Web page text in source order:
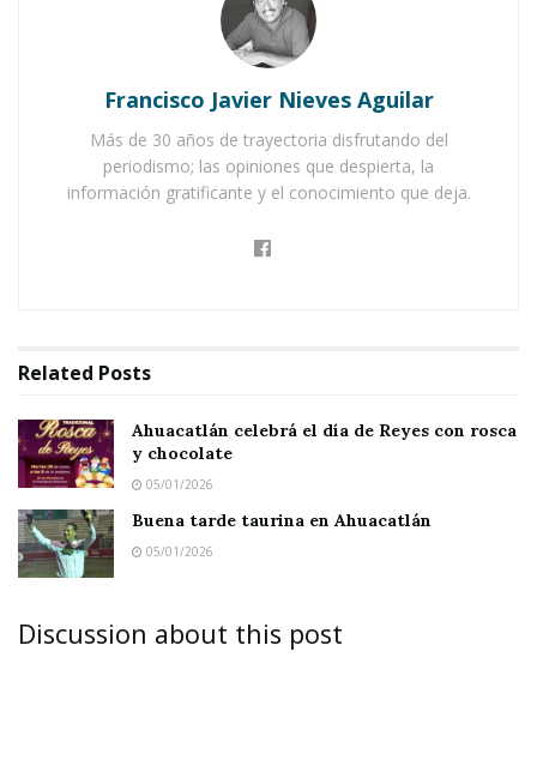
Buena tarde taurina en Ahuacatlán
Francisco Javier Nieves Aguilar
Más de 30 años de trayectoria disfrutando del
periodismo; las opiniones que despierta, la
información gratificante y el conocimiento que deja.
Related Posts
Ahuacatlán celebrá el día de Reyes con rosca
y chocolate
05/01/2026
Buena tarde taurina en Ahuacatlán
05/01/2026
Discussion about this post